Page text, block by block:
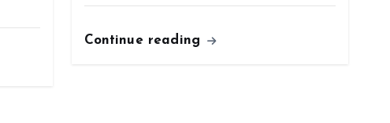
Continue reading